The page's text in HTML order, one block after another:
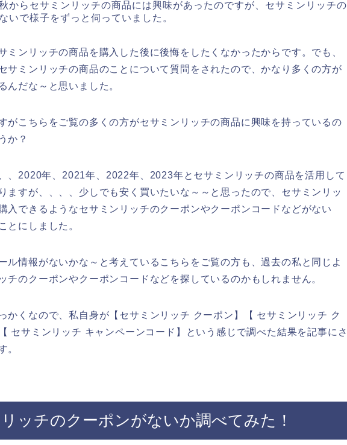
からセサミンリッチの商品には興味があったのですが、セサミンリッチの
いで様子をずっと伺っていました。
ミンリッチの商品を購入した後に後悔をしたくなかったからです。でも、
サミンリッチの商品のことについて質問をされたので、かなり多くの方が
んだな～と思いました。
がこちらをご覧の多くの方がセサミンリッチの商品に興味を持っているの
か？
、2020年、2021年、2022年、2023年とセサミンリッチの商品を活用して
ますが、、、、少しでも安く買いたいな～～と思ったので、セサミンリッ
入できるようなセサミンリッチのクーポンやクーポンコードなどがない
とにしました。
ル情報がないかな～と考えているこちらをご覧の方も、過去の私と同じよ
チのクーポンやクーポンコードなどを探しているのかもしれません。
かくなので、私自身が【セサミンリッチ クーポン】【 セサミンリッチ ク
セサミンリッチ キャンペーンコード】という感じで調べた結果を記事にさ
。
ッチのクーポンがないか調べてみた！